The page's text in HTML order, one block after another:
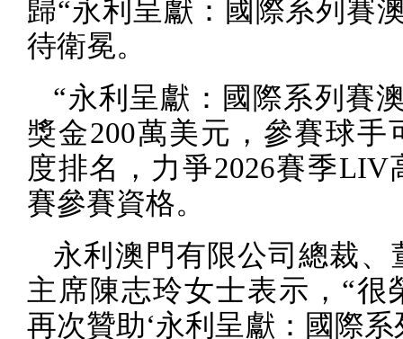
歸“永利呈獻：國際系列賽
待衛冕。
“永利呈獻：國際系列賽
獎金200萬美元，參賽球手
度排名，力爭2026賽季LIV
賽參賽資格。
永利澳門有限公司總裁、
主席陳志玲女士表示，“很
再次贊助‘永利呈獻：國際